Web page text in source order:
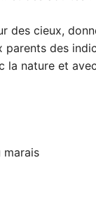
des cieux,
parents des
la nature et
marais